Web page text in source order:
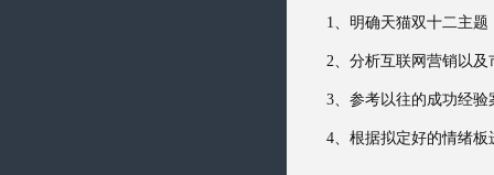
1、明确天猫双十二主题
2、分析互联网营销以
3、参考以往的成功经
4、根据拟定好的情绪板